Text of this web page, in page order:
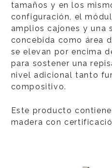
tamaños y en los
configuración, el
amplios cajones y una
concebida como área
se elevan por encima
para sostener una
nivel adicional tanto
compositivo.
Este producto
madera con